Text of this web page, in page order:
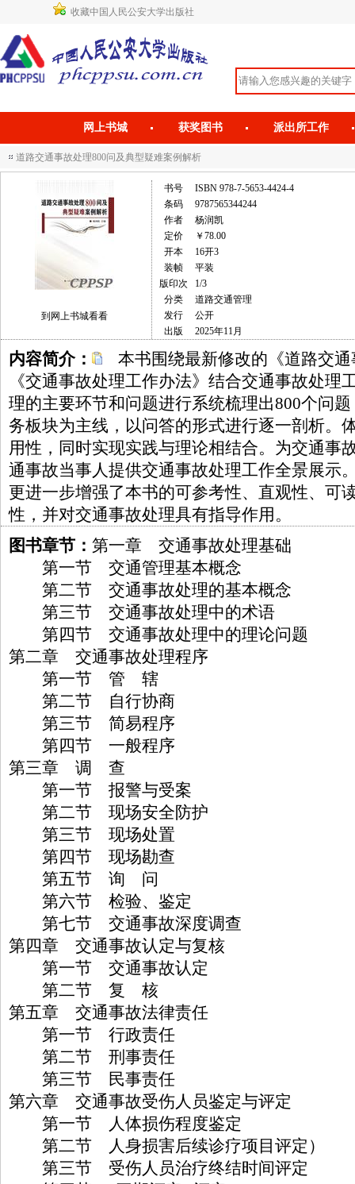
收藏中国人民公安大学出版社
网上书城 获奖图书 派出所工作
道路交通事故处理800问及典型疑难案例解析
到网上书城看看
书号
ISBN 978-7-5653-4424-4
条码
9787565344244
作者
杨润凯
定价
￥78.00
开本
16开3
装帧
平装
版印次
1/3
分类
道路交通管理
发行
公开
出版
2025年11月
内容简介：
本书围绕最新修改的《道路交
《交通事故处理工作办法》结合交通事故处理
理的主要环节和问题进行系统梳理出800个问
务板块为主线，以问答的形式进行逐一剖析。
用性，同时实现实践与理论相结合。为交通事
通事故当事人提供交通事故处理工作全景展示
更进一步增强了本书的可参考性、直观性、可
性，并对交通事故处理具有指导作用。
图书章节： 第一章 交通事故处理基础
第一节 交通管理基本概念
第二节 交通事故处理的基本概念
第三节 交通事故处理中的术语
第四节 交通事故处理中的理论问题
第二章 交通事故处理程序
第一节 管 辖
第二节 自行协商
第三节 简易程序
第四节 一般程序
第三章 调 查
第一节 报警与受案
第二节 现场安全防护
第三节 现场处置
第四节 现场勘查
第五节 询 问
第六节 检验、鉴定
第七节 交通事故深度调查
第四章 交通事故认定与复核
第一节 交通事故认定
第二节 复 核
第五章 交通事故法律责任
第一节 行政责任
第二节 刑事责任
第三节 民事责任
第六章 交通事故受伤人员鉴定与评定
第一节 人体损伤程度鉴定
第二节 人身损害后续诊疗项目评定）
第三节 受伤人员治疗终结时间评定